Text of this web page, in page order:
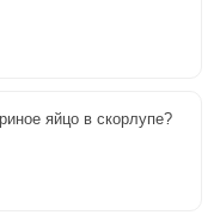
яйцо в скорлупе?